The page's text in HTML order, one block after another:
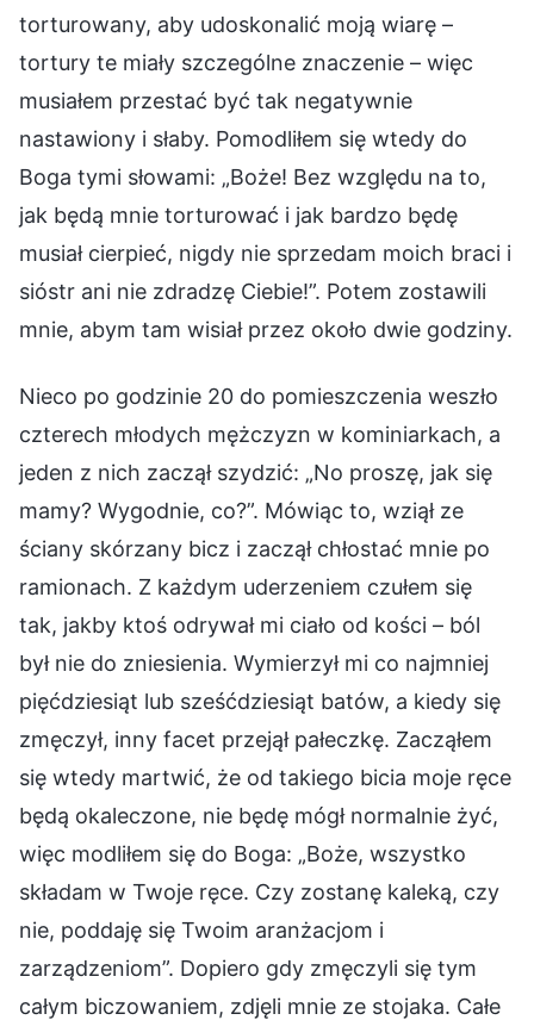
torturowany, aby udoskonalić moją wiarę –
tortury te miały szczególne znaczenie – więc
musiałem przestać być tak negatywnie
nastawiony i słaby. Pomodliłem się wtedy do
Boga tymi słowami: „Boże! Bez względu na to,
jak będą mnie torturować i jak bardzo będę
musiał cierpieć, nigdy nie sprzedam moich braci i
sióstr ani nie zdradzę Ciebie!”. Potem zostawili
mnie, abym tam wisiał przez około dwie godziny.
Nieco po godzinie 20 do pomieszczenia weszło
czterech młodych mężczyzn w kominiarkach, a
jeden z nich zaczął szydzić: „No proszę, jak się
mamy? Wygodnie, co?”. Mówiąc to, wziął ze
ściany skórzany bicz i zaczął chłostać mnie po
ramionach. Z każdym uderzeniem czułem się
tak, jakby ktoś odrywał mi ciało od kości – ból
był nie do zniesienia. Wymierzył mi co najmniej
pięćdziesiąt lub sześćdziesiąt batów, a kiedy się
zmęczył, inny facet przejął pałeczkę. Zacząłem
się wtedy martwić, że od takiego bicia moje ręce
będą okaleczone, nie będę mógł normalnie żyć,
więc modliłem się do Boga: „Boże, wszystko
składam w Twoje ręce. Czy zostanę kaleką, czy
nie, poddaję się Twoim aranżacjom i
zarządzeniom”. Dopiero gdy zmęczyli się tym
całym biczowaniem, zdjęli mnie ze stojaka. Całe